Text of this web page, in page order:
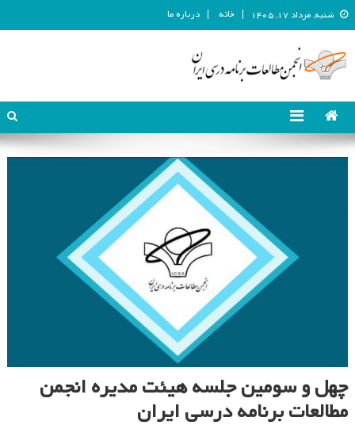
شنبه, مرداد ۱۷, ۱۴۰۵ خانه درباره ما
انجمن مطالعات برنامه درسی ایران
چهل و سومین جلسه هیئت مدیره انجمن
مطالعات برنامه درسی ایران